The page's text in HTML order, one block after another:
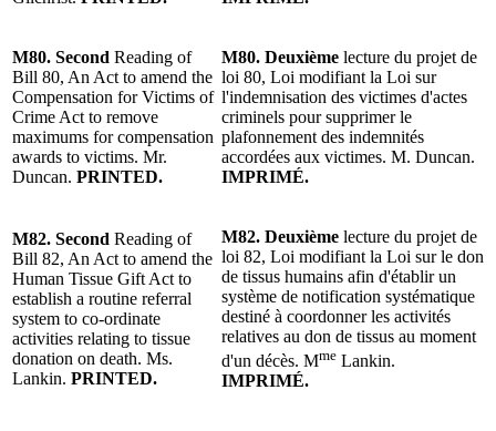
M80. Second Reading of
Bill 80, An Act to amend the
Compensation for Victims of
Crime Act to remove
maximums for compensation
awards to victims. Mr.
Duncan. PRINTED.
M80. Deuxième lecture du projet de
loi 80, Loi modifiant la Loi sur
l'indemnisation des victimes d'actes
criminels pour supprimer le
plafonnement des indemnités
accordées aux victimes. M. Duncan.
IMPRIMÉ.
M82. Second Reading of
Bill 82, An Act to amend the
Human Tissue Gift Act to
establish a routine referral
system to co-ordinate
activities relating to tissue
donation on death. Ms.
Lankin. PRINTED.
M82. Deuxième lecture du projet de
loi 82, Loi modifiant la Loi sur le don
de tissus humains afin d'établir un
système de notification systématique
destiné à coordonner les activités
relatives au don de tissus au moment
d'un décès. Mme Lankin.
IMPRIMÉ.